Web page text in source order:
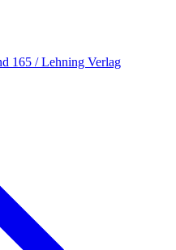
165 / Lehning Verlag